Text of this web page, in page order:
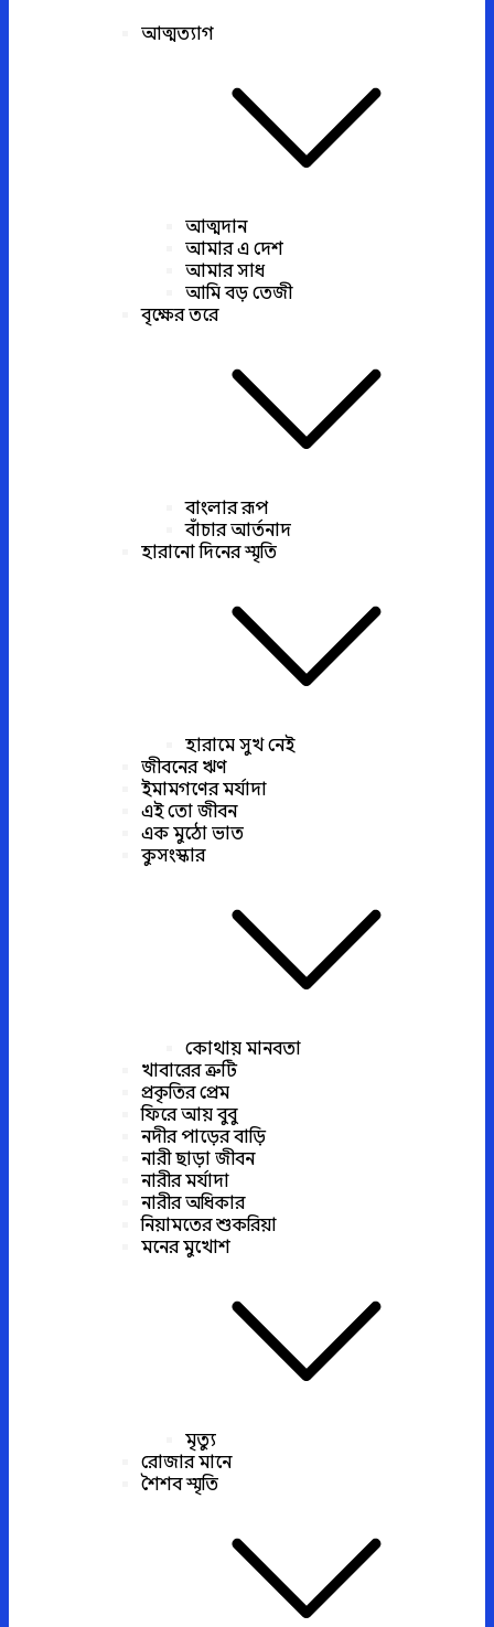
আত্মত্যাগ
আত্মদান
আমার এ দেশ
আমার সাধ
আমি বড় তেজী
বৃক্ষের তরে
বাংলার রূপ
বাঁচার আর্তনাদ
হারানো দিনের স্মৃতি
হারামে সুখ নেই
জীবনের ঋণ
ইমামগণের মর্যাদা
এই তো জীবন
এক মুঠো ভাত
কুসংস্কার
কোথায় মানবতা
খাবারের ত্রুটি
প্রকৃতির প্রেম
ফিরে আয় বুবু
নদীর পাড়ের বাড়ি
নারী ছাড়া জীবন
নারীর মর্যাদা
নারীর অধিকার
নিয়ামতের শুকরিয়া
মনের মুখোশ
মৃত্যু
রোজার মানে
শৈশব স্মৃতি